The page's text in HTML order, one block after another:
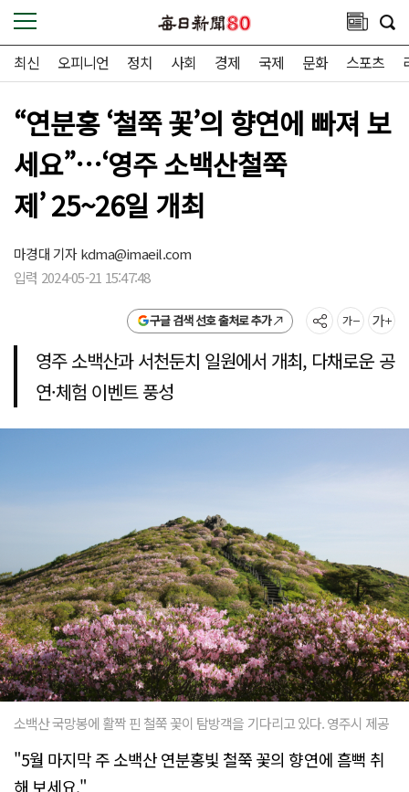
최신 오피니언 정치 사회 경제 국제 문화 스포츠
“연분홍 ‘철쭉 꽃’의 향연에 빠져 보
세요”…‘영주 소백산철쭉
제’ 25~26일 개최
마경대 기자kdma@imaeil.com
입력 2024-05-21 15:47:48
구글 검색 선호 출처로 추가
영주 소백산과 서천둔치 일원에서 개최, 다채로운 공
연·체험 이벤트 풍성
소백산 국망봉에 활짝 핀 철쭉 꽃이 탐방객을 기다리고 있다. 영주시 제공
"5월 마지막 주 소백산 연분홍빛 철쭉 꽃의 향연에 흠뻑 취
해 보세요."